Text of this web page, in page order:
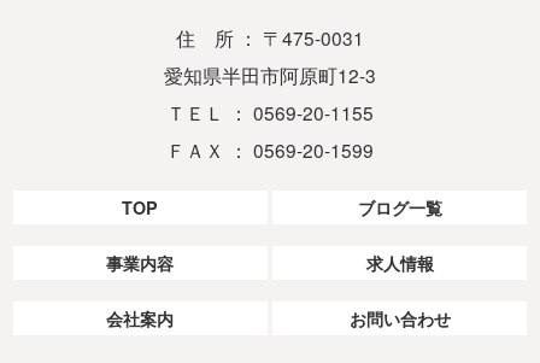
住 所 ： 〒475-0031
愛知県半田市阿原町12-3
ＴＥＬ ： 0569-20-1155
ＦＡＸ ： 0569-20-1599
TOP
事業内容
会社案内
ブログ一覧
求人情報
お問い合わせ